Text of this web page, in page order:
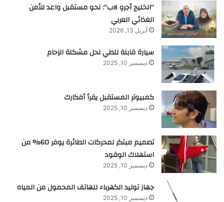
“الخليج أجرو لاب”: نحو مستقبل واعد للأمن
الغذائي العربي
أبريل 13, 2026
سيارة قابلة للطي لحل مشكلة الزحام
ديسمبر 10, 2025
كمبيوتر المستقبل يقرأ أفكارك
ديسمبر 10, 2025
تصميم مبتكر لمحركات الطائرة يوفر 60% من
استهلاك الوقود
ديسمبر 10, 2025
جهاز توليد الكهرباء للهاتف المحمول من المياه
ديسمبر 10, 2025